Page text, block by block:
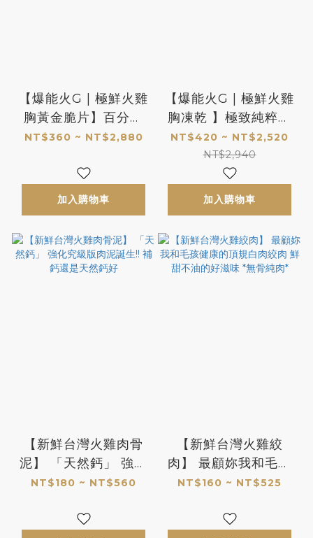
【爆能火G | 極鮮火雞
胸黃金脆片】百分百
的天然酥脆肉香! 叫他
製作
NT$360 ~ NT$2,880
加入購物車
【爆能火G | 極鮮火雞
胸凍乾 】極致純粹的
鮮美 用一輩子陪伴你
的牠值得 *限量製作
NT$420 ~ NT$2,520
NT$2,940
加入購物車
【新鮮台灣火雞肉骨
泥】 「天然鈣」 強化
究級版肉泥誕生!! 補鈣
NT$180 ~ NT$560
【新鮮台灣火雞絞
肉】 最顧妳我和毛孩
健康的頂規白肉絞肉
骨純肉*
NT$160 ~ NT$525